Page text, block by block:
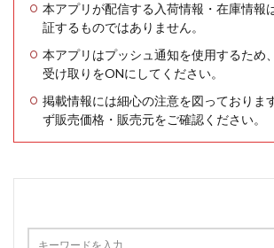
本アプリが配信する入荷情報・在庫情報
証するものではありません。
本アプリはプッシュ通知を使用するため
受け取りをONにしてください。
掲載情報には細心の注意を図っておりま
ず販売価格・販売元をご確認ください。